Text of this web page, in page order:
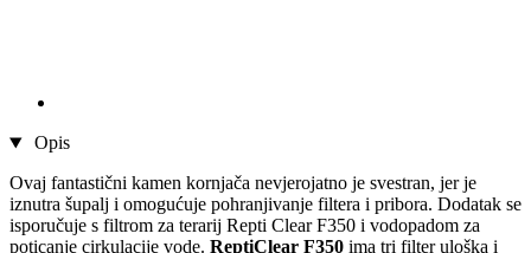
Opis
Ovaj fantastični kamen kornjača nevjerojatno je svestran, jer je
iznutra šupalj i omogućuje pohranjivanje filtera i pribora. Dodatak se
isporučuje s filtrom za terarij Repti Clear F350 i vodopadom za
poticanje cirkulacije vode. ReptiClear F350 ima tri filter uloška i